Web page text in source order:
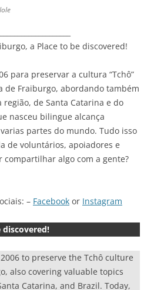
a Place to be discovered!
para preservar a cultura “Tchô”
de Fraiburgo, abordando também
de Santa Catarina e do
nasceu bilingue alcança
partes do mundo. Tudo isso
de voluntários, apoiadores e
compartilhar algo com a gente?
– Facebook or Instagram
discovered!
to preserve the Tchô culture
also covering valuable topics
Catarina, and Brazil. Today,